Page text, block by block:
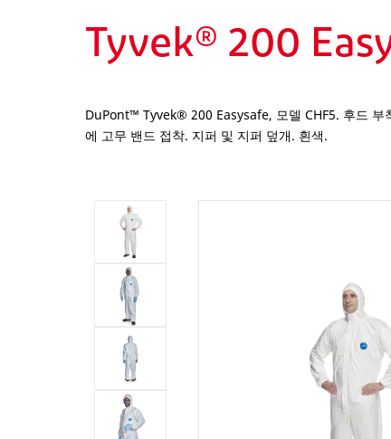
Tyvek® 200
DuPont™ Tyvek® 200 Easysafe, 모델 CHF5. 후드 부
에 고무 밴드 접착. 지퍼 및 지퍼 덮개. 흰색.